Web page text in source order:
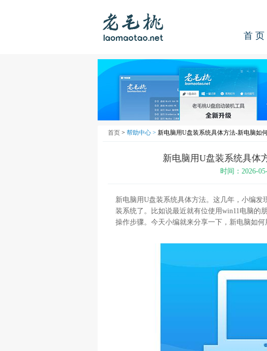
首 页
首页 > 帮助中心 > 新电脑用U盘装系统具体方法-新电脑如
新电脑用U盘装系统具体
时间：2026-
新电脑用U盘装系统具体方法。这几年，小编
装系统了。比如说最近就有位使用win11电脑的
操作步骤。今天小编就来分享一下，新电脑如